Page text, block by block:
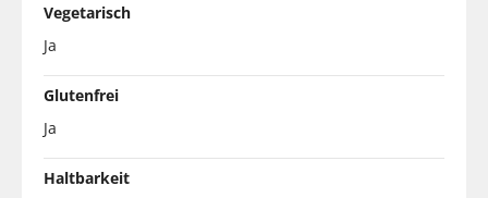
Vegetarisch
Ja
Glutenfrei
Ja
Haltbarkeit